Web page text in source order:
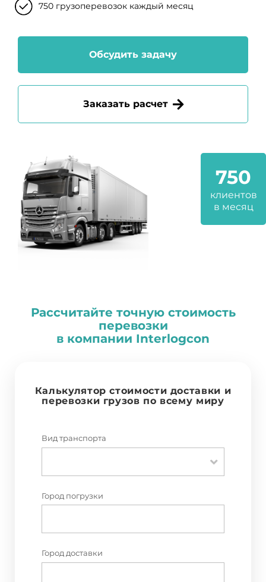
750 грузоперевозок каждый месяц
Обсудить задачу
Заказать расчет
750
клиентов
в месяц
Рассчитайте точную стоимость
перевозки
в компании Interlogcon
Калькулятор стоимости доставки и
перевозки грузов по всему миру
Вид транспорта
Город погрузки
Город доставки